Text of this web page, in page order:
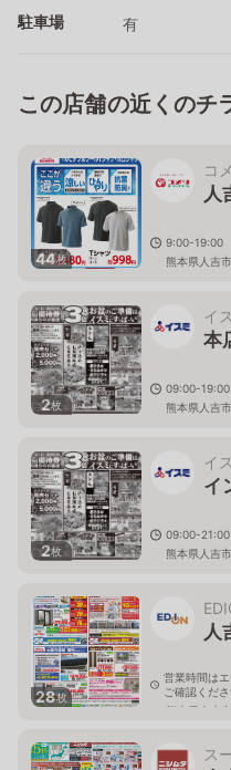
駐車場 有
この店舗の近くのチ
44枚
コ
人
9:00-19:00
熊本県人吉
2枚
イ
本
09:00-19:00
熊本県人吉
2枚
イ
イ
09:00-21:00
熊本県人吉
28枚
人
営業時間は
ご確認くださ
熊本県人吉
ス